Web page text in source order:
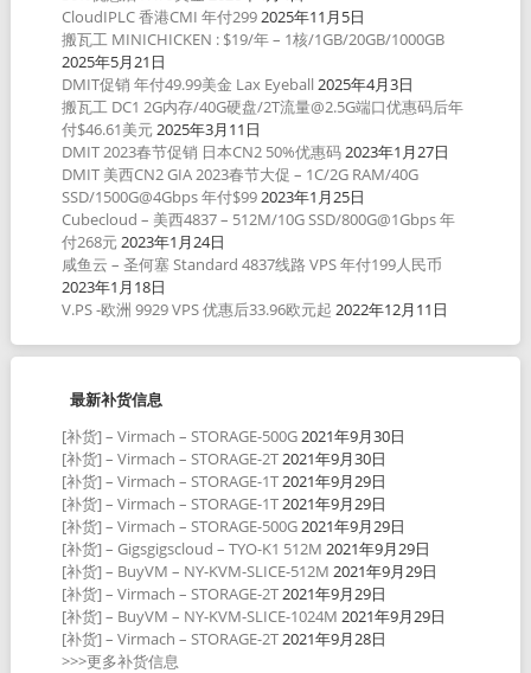
CloudIPLC 香港CMI 年付2992025年11月5日
搬瓦工 MINICHICKEN : $19/年 – 1核/1GB/20GB/1000GB
2025年5月21日
DMIT促销 年付49.99美金 Lax Eyeball 2025年4月3日
搬瓦工 DC1 2G内存/40G硬盘/2T流量@2.5G端口优惠码后年
付$46.61美元2025年3月11日
DMIT 2023春节促销 日本CN2 50%优惠码2023年1月27日
DMIT 美西CN2 GIA 2023春节大促 – 1C/2G RAM/40G
SSD/1500G@4Gbps 年付$992023年1月25日
Cubecloud – 美西4837 – 512M/10G SSD/800G@1Gbps 年
付268元2023年1月24日
咸鱼云 – 圣何塞 Standard 4837线路 VPS 年付199人民币
2023年1月18日
V.PS -欧洲 9929 VPS 优惠后33.96欧元起 2022年12月11日
最新补货信息
[补货] – Virmach – STORAGE-500G2021年9月30日
[补货] – Virmach – STORAGE-2T2021年9月30日
[补货] – Virmach – STORAGE-1T2021年9月29日
[补货] – Virmach – STORAGE-1T2021年9月29日
[补货] – Virmach – STORAGE-500G2021年9月29日
[补货] – Gigsgigscloud – TYO-K1 512M 2021年9月29日
[补货] – BuyVM – NY-KVM-SLICE-512M 2021年9月29日
[补货] – Virmach – STORAGE-2T2021年9月29日
[补货] – BuyVM – NY-KVM-SLICE-1024M 2021年9月29日
[补货] – Virmach – STORAGE-2T2021年9月28日
>>>更多补货信息